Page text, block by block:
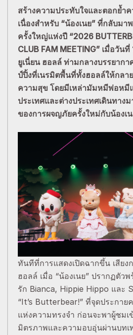
สร้างความประทับใจและตอกย้ำ
เนื่องสำหรับ “น้องเนย” ที่กลับม
ครั้งใหญ่แห่งปี “2026
CLUB FAM MEETING” เมื่อวั
ยูเนี่ยน ฮอลล์ ท่ามกลางบรรยาก
ป์ปิ้งที่เนรมิตพื้นที่ทั้งฮอลล์ให้กลา
ความสุข โดยมีเหล่ามัมหมีพ่อหมี
ประเทศและต่างประเทศเดินทาง
ของการผจญภัยครั้งใหม่กับน้องเ
ทันทีที่การแสดงเปิดฉากขึ้น เสียง
ฮอลล์ เมื่อ “น้องเนย” ปรากฏตัว
รัก Bianca, Hippie Hippo และ
“It’s Butterbear!” ที่จุดประกา
แห่งความทรงจำ ก่อนจะพาผู้ชมเ
มิตรภาพและความอบอุ่นผ่านบทเ